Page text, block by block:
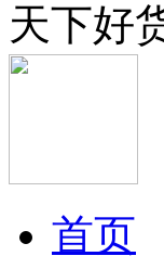
天下好
首页